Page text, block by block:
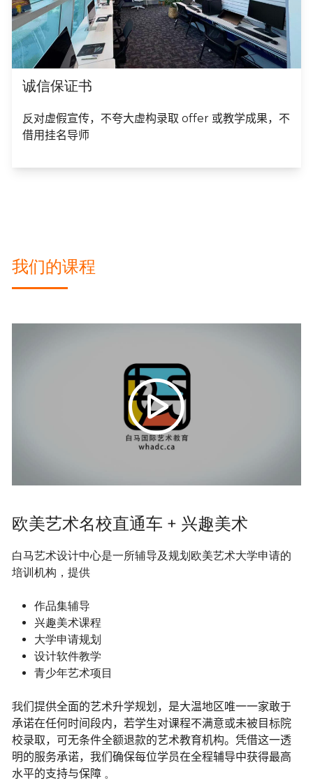
诚信保证书​
反对虚假宣传，不夸大虚构录取 offer 或教学成果，不
借用挂名导师
我们的课程
欧美艺术名校直通车 + 兴趣美术
白马艺术设计中心是一所辅导及规划欧美艺术大学申请的
培训机构，提供
作品集辅导
兴趣美术课程
大学申请规划
设计软件教学
青少年艺术项目
我们提供全面的艺术升学规划，是大温地区唯一一家敢于
承诺在任何时间段内，若学生对课程不满意或未被目标院
校录取，可无条件全额退款的艺术教育机构。凭借这一透
明的服务承诺，我们确保每位学员在全程辅导中获得最高
水平的支持与保障 。